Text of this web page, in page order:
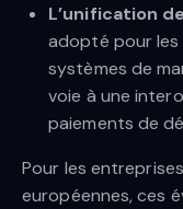
L’unification
adopté pour les
systèmes de
voie à une
paiements de
Pour les
européennes, ces